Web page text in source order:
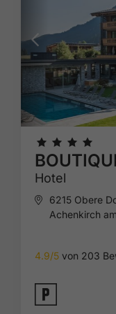
🞙 🞙 🞙 🞙
Hotel
6215 Obere
Achenkirch
4.9/5 von 203
🐈